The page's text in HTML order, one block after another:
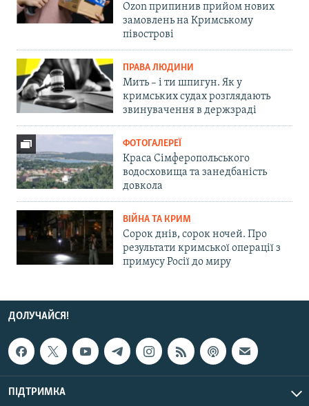
Ozon припинив прийом нових
замовлень на Кримському
півострові
ПРАВА ЛЮДИНИ
Мить – і ти шпигун. Як у
кримських судах розглядають
звинувачення в держзраді
ФОТОГАЛЕРЕЇ
Краса Сімферопольського
водосховища та занедбаність
довкола
ВІЙНА ТА КРИМ
Сорок днів, сорок ночей. Про
результати кримської операції з
примусу Росії до миру
ДОЛУЧАЙСЯ!
ПІДТРИМКА